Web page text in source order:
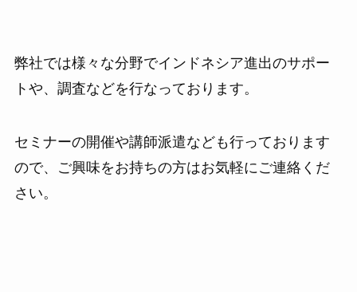
弊社では様々な分野でインドネシア進出のサポー
トや、調査などを行なっております。
セミナーの開催や講師派遣なども行っております
ので、ご興味をお持ちの方はお気軽にご連絡くだ
さい。